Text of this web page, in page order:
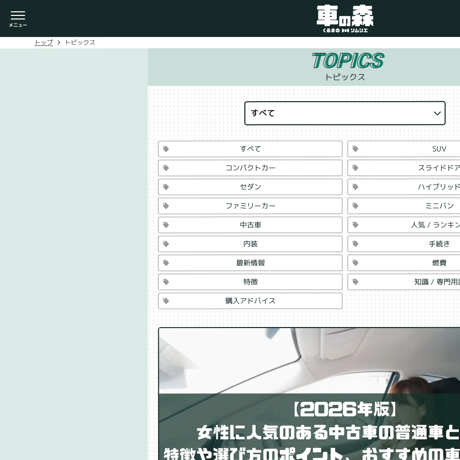
車検・整備のお問い合わせ
0800-080-1777
ご希望の店舗をタップしてください。
なかもず店 0800-830-3347
閉じる
トップ トピックス
TOPICS
トピックス
すべて
すべて SUV
コンパクトカー スライドド
セダン ハイブリッ
ファミリーカー ミニバン
中古車 人気 / ランキ
内装 手続き
最新情報
燃費
特徴
知識 / 専門用
購入アドバイス